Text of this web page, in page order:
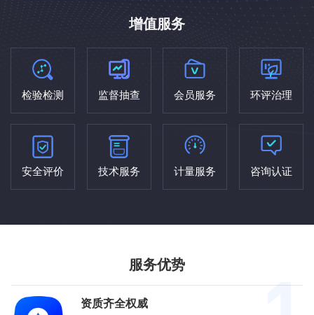
增值服务
检验检测 监督抽查 会员服务 环评治理
安全评价 技术服务 计量服务 咨询认证
服务优势
资质齐全权威